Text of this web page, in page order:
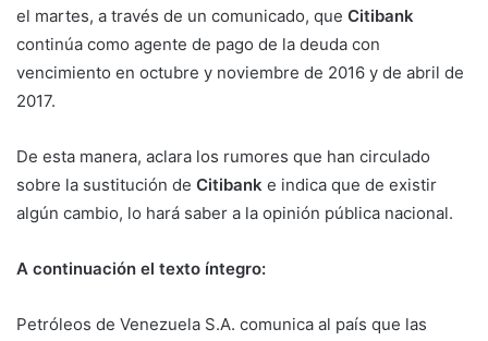
el martes, a través de un comunicado, que Citibank
continúa como agente de pago de la deuda con
vencimiento en octubre y noviembre de 2016 y de abril de
2017.
De esta manera, aclara los rumores que han circulado
sobre la sustitución de Citibank e indica que de existir
algún cambio, lo hará saber a la opinión pública nacional.
A continuación el texto íntegro:
Petróleos de Venezuela S.A. comunica al país que las